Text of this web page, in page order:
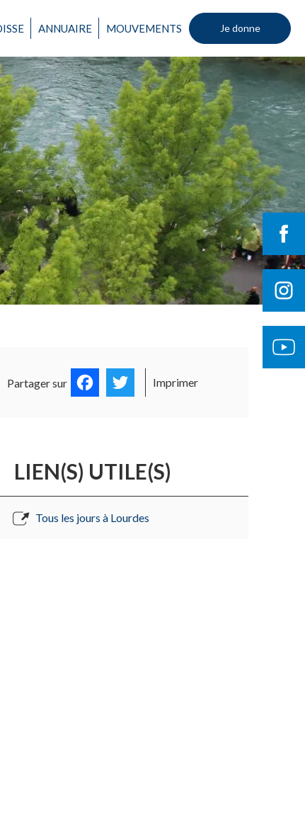
ANNUAIRE MOUVEMENTS Je donne
ÉGLISE
Partager sur FacebookTwitter
Imprimer
LIEN(S) UTILE(S)
Tous les jours à Lourdes